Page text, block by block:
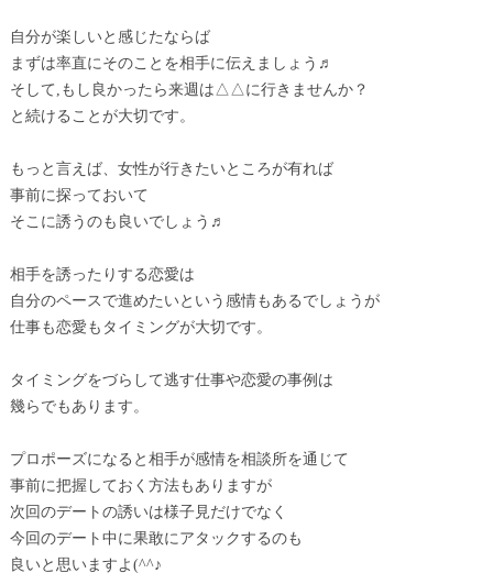
自分が楽しいと感じたならば
まずは率直にそのことを相手に伝えましょう♬
そして,もし良かったら来週は△△に行きませんか？
と続けることが大切です。
もっと言えば、女性が行きたいところが有れば
事前に探っておいて
そこに誘うのも良いでしょう♬
相手を誘ったりする恋愛は
自分のペースで進めたいという感情もあるでしょうが
仕事も恋愛もタイミングが大切です。
タイミングをづらして逃す仕事や恋愛の事例は
幾らでもあります。
プロポーズになると相手が感情を相談所を通じて
事前に把握しておく方法もありますが
次回のデートの誘いは様子見だけでなく
今回のデート中に果敢にアタックするのも
良いと思いますよ(^^♪